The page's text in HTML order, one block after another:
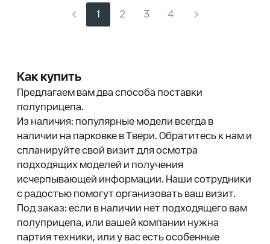
1 2 3 4
Как купить
Предлагаем вам два способа поставки
полуприцепа.
Из наличия: популярные модели всегда в
наличии на парковке в Твери. Обратитесь к нам и
спланируйте свой визит для осмотра
подходящих моделей и получения
исчерпывающей информации. Наши сотрудники
с радостью помогут организовать ваш визит.
Под заказ: если в наличии нет подходящего вам
полуприцепа, или вашей компании нужна
партия техники, или у вас есть особенные